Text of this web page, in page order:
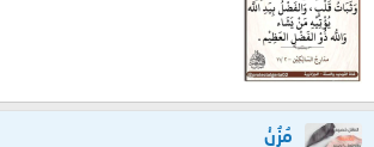
مُزُنْ